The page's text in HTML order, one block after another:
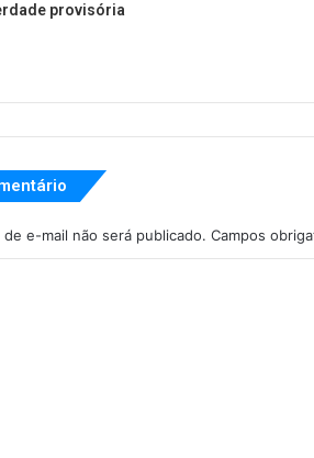
provisória
e-mail não será publicado. Campos